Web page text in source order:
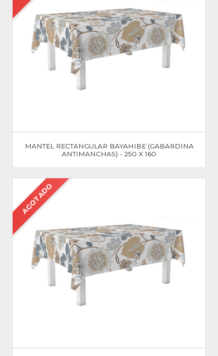
MANTEL RECTANGULAR BAYAHIBE (GABARDINA
ANTIMANCHAS) - 250 X 160
AGOTADO